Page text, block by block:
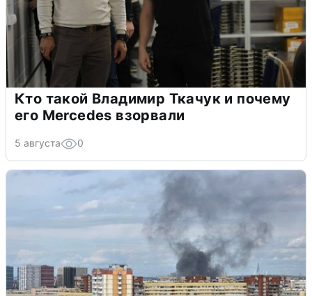
Кто такой Владимир Ткачук и почему
его Mercedes взорвали
5 августа 0